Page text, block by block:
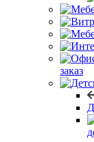
заказ